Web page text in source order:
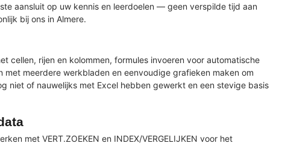
aansluit op uw kennis en leerdoelen — geen verspilde tijd aan
bij ons in Almere.
cellen, rijen en kolommen, formules invoeren voor automatische
meerdere werkbladen en eenvoudige grafieken maken om
niet of nauwelijks met Excel hebben gewerkt en een stevige basis
met VERT.ZOEKEN en INDEX/VERGELIJKEN voor het